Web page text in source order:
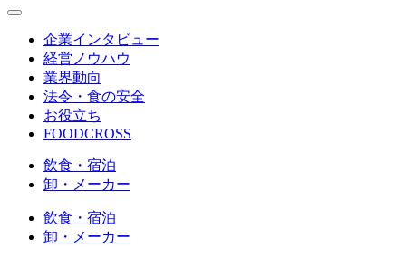
企業インタビュー
経営ノウハウ
業界動向
法令・食の安全
お役立ち
FOODCROSS
飲食・宿泊
卸・メーカー
飲食・宿泊
卸・メーカー